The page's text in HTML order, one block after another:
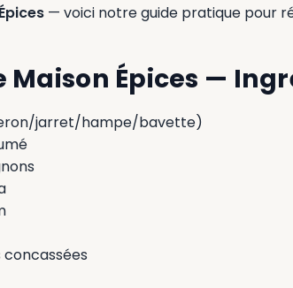
— voici notre guide pratique pour
Maison Épices —
jarret/hampe/bavette)